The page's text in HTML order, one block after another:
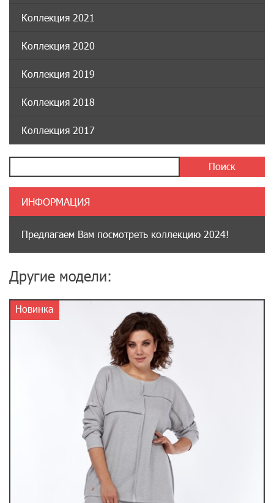
Коллекция 2021
Коллекция 2020
Коллекция 2019
Коллекция 2018
Коллекция 2017
ИНФОРМАЦИЯ
Предлагаем Вам посмотреть коллекцию 2024!
Другие модели:
Новинка